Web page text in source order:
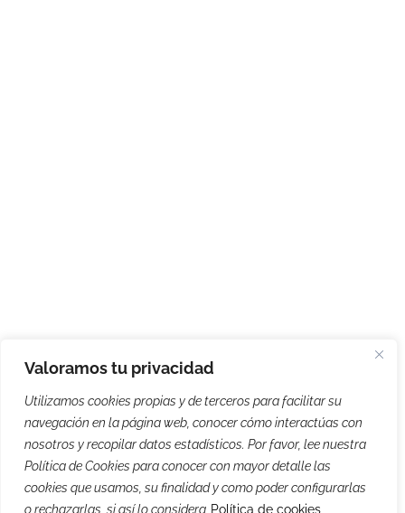
Valoramos tu privacidad
Utilizamos cookies propias y de terceros para facilitar su
navegación en la página web, conocer cómo interactúas con
nosotros y recopilar datos estadísticos. Por favor, lee nuestra
Política de Cookies para conocer con mayor detalle las
cookies que usamos, su finalidad y como poder configurarlas
o rechazarlas, si así lo considera Política de cookies